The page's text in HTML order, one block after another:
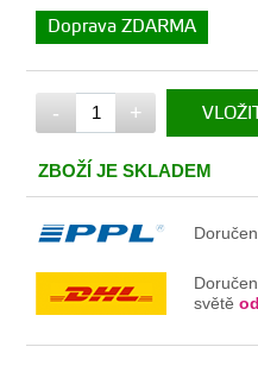
Doprava ZDARMA
- +
ZBOŽÍ JE SKLADEM
světě